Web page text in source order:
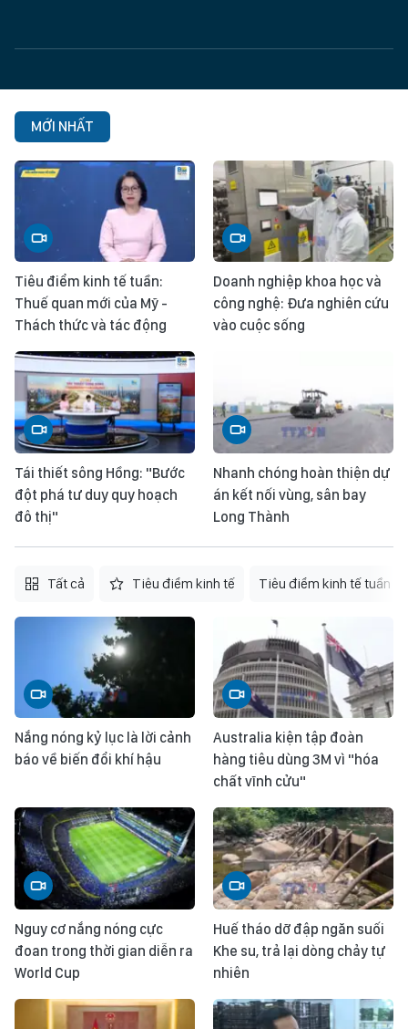
MỚI NHẤT
Tiêu điểm kinh tế tuần:
Thuế quan mới của Mỹ -
Thách thức và tác động
Doanh nghiệp khoa học và
công nghệ: Đưa nghiên cứu
vào cuộc sống
Tái thiết sông Hồng: "Bước
đột phá tư duy quy hoạch
đô thị"
Nhanh chóng hoàn thiện dự
án kết nối vùng, sân bay
Long Thành
Tất cả Tiêu điểm kinh tế Tiêu điểm kinh tế tuần
Nắng nóng kỷ lục là lời cảnh
báo về biến đổi khí hậu
Australia kiện tập đoàn
hàng tiêu dùng 3M vì "hóa
chất vĩnh cửu"
Nguy cơ nắng nóng cực
đoan trong thời gian diễn ra
World Cup
Huế tháo dỡ đập ngăn suối
Khe su, trả lại dòng chảy tự
nhiên